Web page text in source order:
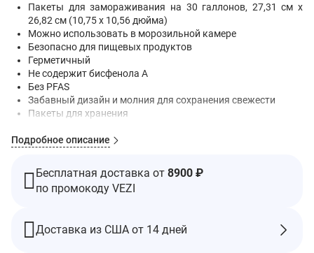
Пакеты для замораживания на 30 галлонов, 27,31 см x
26,82 см (10,75 x 10,56 дюйма)
Можно использовать в морозильной камере
Безопасно для пищевых продуктов
Герметичный
Не содержит бисфенола A
Без PFAS
Забавный дизайн и молния для сохранения свежести
Пакеты для хранения
Сертификат Certified B Corporation
Муниципальный продукт и предприятие, которое подходит
для биоразлагаемия.
из нетоксичных материалов растительного происхождения.
Материалы растительного происхождения заменяют часть
Подробное описание
Бесплатная доставка от 8900 ₽
по промокоду VEZI
Доставка из США от 14 дней